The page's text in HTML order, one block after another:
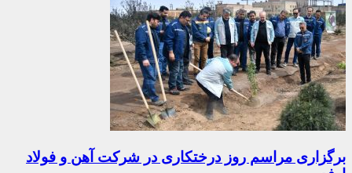
برگزاری مراسم روز درختکاری در شرکت آهن و فولاد